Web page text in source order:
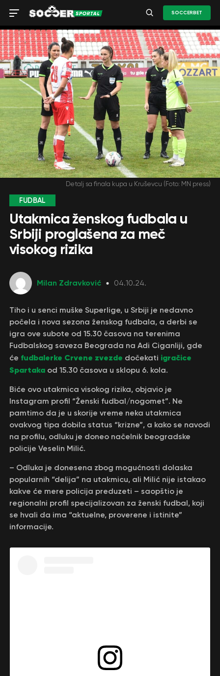
SOCCERBET
Detalj sa finala kupa u Kruševcu (Foto: MN press)
FUDBAL
Utakmica ženskog fudbala u
Srbiji proglašena za meč
visokog rizika
Milan Zdravković 04.10.24.
Tiho i u senci muške Superlige, u Srbiji je nedavno
počela i nova sezona ženskog fudbala, a derbi se
igra ove subote od 15.30 časova na terenima
Fudbalskog saveza Beograda na Adi Ciganliji, gde
će fudbalerke Crvene zvezde dočekati igračice
Spartakaod 15.30 časova u sklopu 6. kola.
Biće ovo utakmica visokog rizika, objavio je
Instagram profil “Ženski fudbal/nogomet”. Ne
pamtimo da je u skorije vreme neka utakmica
ovakvog tipa dobila status “krizne”, a kako se navodi
na profilu, odluku je doneo načelnik beogradske
policije Veselin Milić.
– Odluka je donesena zbog mogućnosti dolaska
popularnih “delija” na utakmicu, ali Milić nije istakao
kakve će mere policija preduzeti – saopštio je
regionalni profil specijalizovan za ženski fudbal, koji
se hvali da ima “aktuelne, proverene i istinite”
informacije.